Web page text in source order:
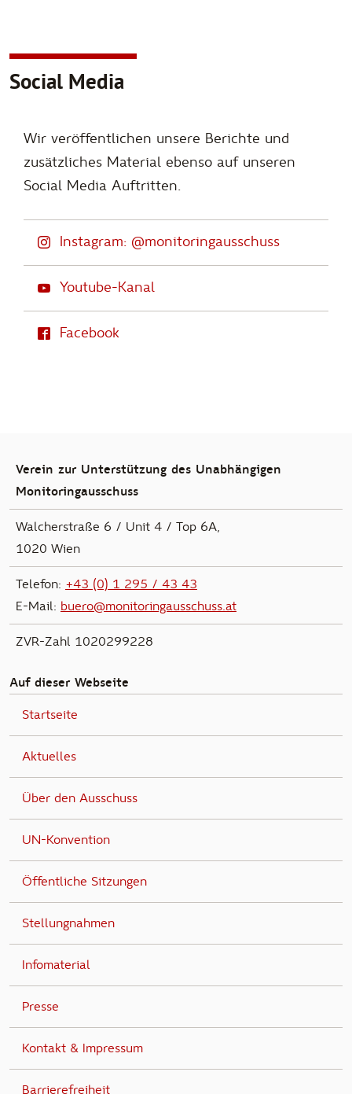
Social Media
Wir veröffentlichen unsere Berichte und
zusätzliches Material ebenso auf unseren
Social Media Auftritten.
Instagram: @monitoringausschuss
Youtube-Kanal
Facebook
Verein zur Unterstützung des Unabhängigen
Monitoringausschuss
Walcherstraße 6 / Unit 4 / Top 6A,
1020 Wien
Telefon: +43 (0) 1 295 / 43 43
E-Mail: buero@monitoringausschuss.at
ZVR-Zahl 1020299228
Auf dieser Webseite
Startseite
Aktuelles
Über den Ausschuss
UN-Konvention
Öffentliche Sitzungen
Stellungnahmen
Infomaterial
Presse
Kontakt & Impressum
Barrierefreiheit